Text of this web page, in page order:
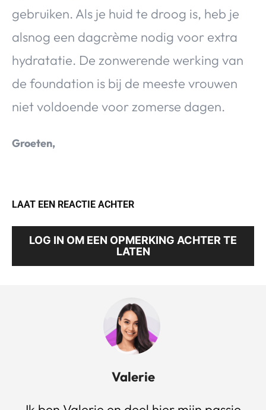
gebruiken. Als je huid te droog is, heb je
alsnog een dagcrème nodig voor extra
hydratatie. De zonwerende werking van
de foundation is bij de meeste vrouwen
niet voldoende voor zomerse dagen.
Groeten,
LAAT EEN REACTIE ACHTER
LOG IN OM EEN OPMERKING ACHTER TE
LATEN
Valerie